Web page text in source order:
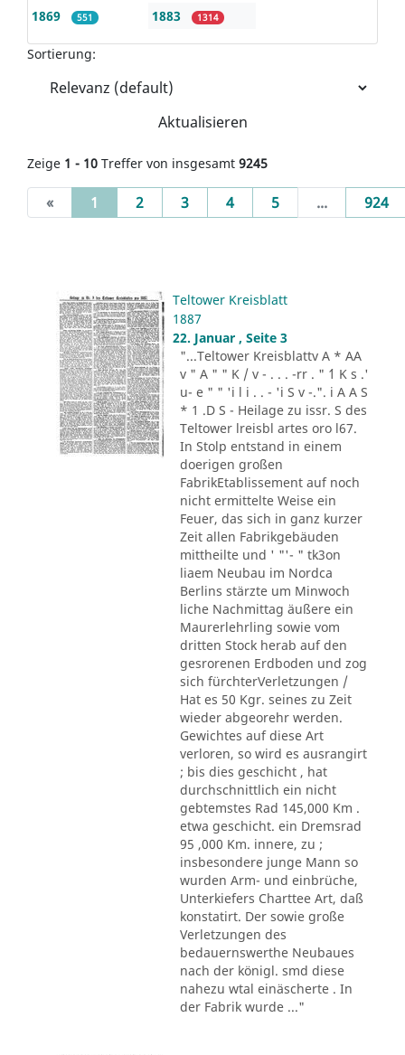
1869 551 1883 1314
Sortierung:
Aktualisieren
Zeige 1 - 10 Treffer von insgesamt 9245
« 1 (current)
2 3 4 5 ... 924
Teltower Kreisblatt
1887
22. Januar , Seite 3
"...Teltower Kreisblattv A * AA
v " A " " K / v - . . . -rr . " ´1 K s .'
u- e " " 'i l i . . - 'i S v -.". i A A S
* 1 .D S - Heilage zu issr. S des
Teltower lreisbl artes oro l67.
In Stolp entstand in einem
doerigen großen
FabrikEtablissement auf noch
nicht ermittelte Weise ein
Feuer, das sich in ganz kurzer
Zeit allen Fabrikgebäuden
mittheilte und ' "'- " tk3on
liaem Neubau im Nordca
Berlins stärzte um Minwoch
liche Nachmittag äußere ein
Maurerlehrling sowie vom
dritten Stock herab auf den
gesrorenen Erdboden und zog
sich fürchterVerletzungen /
Hat es 50 Kgr. seines zu Zeit
wieder abgeorehr werden.
Gewichtes auf diese Art
verloren, so wird es ausrangirt
; bis dies geschicht , hat
durchschnittlich ein nicht
gebtemstes Rad 145,000 Km .
etwa geschicht. ein Dremsrad
95 ,000 Km. innere, zu ;
insbesondere junge Mann so
wurden Arm- und einbrüche,
Unterkiefers Charttee Art, daß
konstatirt. Der sowie große
Verletzungen des
bedauernswerthe Neubaues
nach der königl. smd diese
nahezu wtal einäscherte . In
der Fabrik wurde ..."